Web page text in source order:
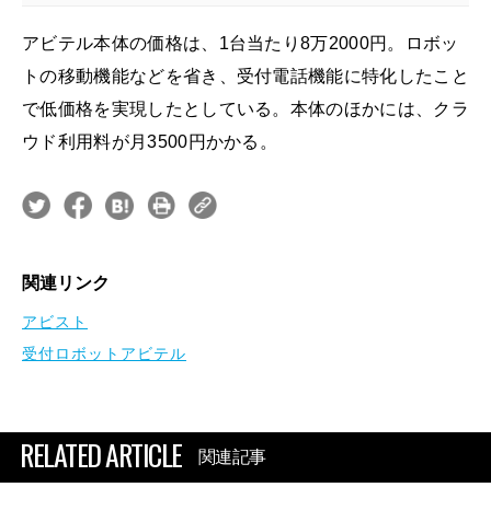
アビテル本体の価格は、1台当たり8万2000円。ロボッ
トの移動機能などを省き、受付電話機能に特化したこと
で低価格を実現したとしている。本体のほかには、クラ
ウド利用料が月3500円かかる。
関連リンク
アビスト
受付ロボットアビテル
RELATED ARTICLE 関連記事